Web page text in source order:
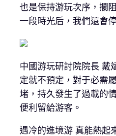
也是保持游玩次序，攔
一段時光后，我們還會
中國游玩研討院院長 戴
定就不預定，對于必需
堵，持久發生了過載的
便利留給游客。
遇冷的進境游 真能熱起